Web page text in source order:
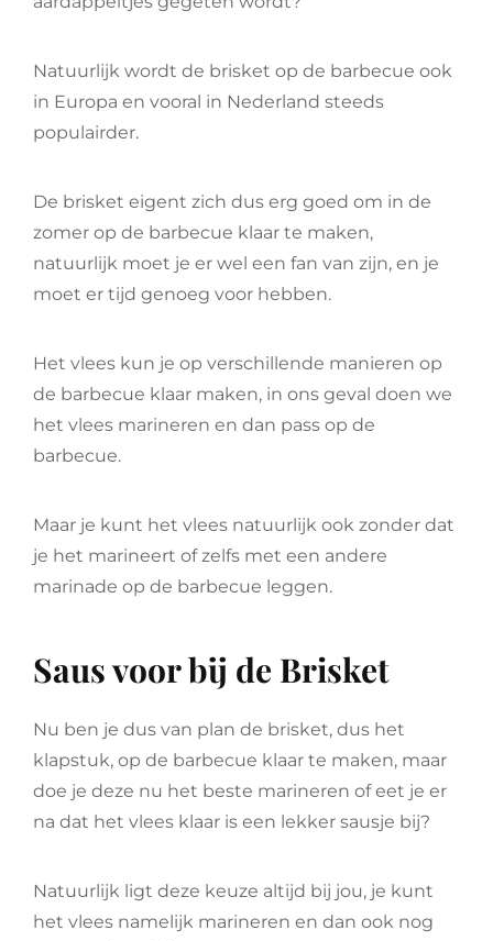
Natuurlijk wordt de brisket op de barbecue ook
in Europa en vooral in Nederland steeds
populairder.
De brisket eigent zich dus erg goed om in de
zomer op de barbecue klaar te maken,
natuurlijk moet je er wel een fan van zijn, en je
moet er tijd genoeg voor hebben.
Het vlees kun je op verschillende manieren op
de barbecue klaar maken, in ons geval doen we
het vlees marineren en dan pass op de
barbecue.
Maar je kunt het vlees natuurlijk ook zonder dat
je het marineert of zelfs met een andere
marinade op de barbecue leggen.
Saus voor bij de Brisket
Nu ben je dus van plan de brisket, dus het
klapstuk, op de barbecue klaar te maken, maar
doe je deze nu het beste marineren of eet je er
na dat het vlees klaar is een lekker sausje bij?
Natuurlijk ligt deze keuze altijd bij jou, je kunt
het vlees namelijk marineren en dan ook nog